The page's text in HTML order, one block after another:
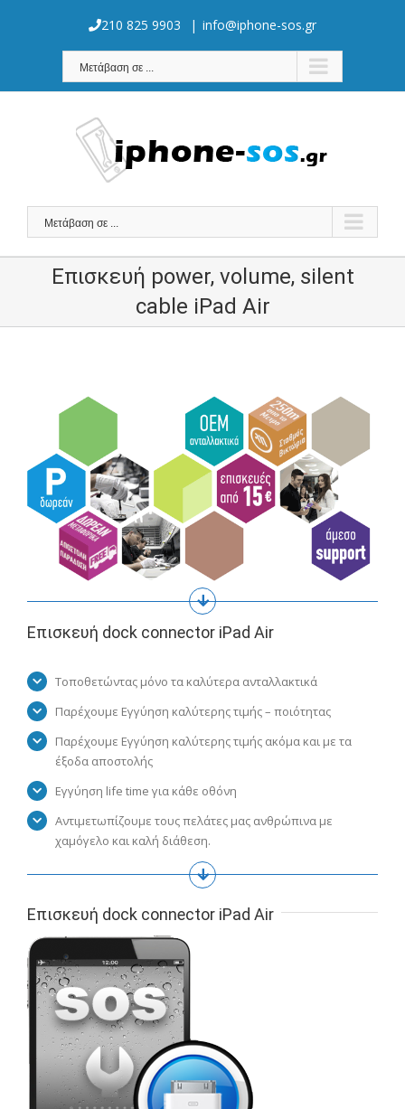
210 825 9903 | info@iphone-sos.gr
Μετάβαση σε ...
Μετάβαση σε ...
Επισκευή power, volume, silent
cable iPad Air
Επισκευή dock connector iPad Air
Τοποθετώντας μόνο τα καλύτερα ανταλλακτικά
Παρέχουμε Εγγύηση καλύτερης τιμής – ποιότητας
Παρέχουμε Εγγύηση καλύτερης τιμής ακόμα και με τα
έξοδα αποστολής
Εγγύηση life time για κάθε οθόνη
Αντιμετωπίζουμε τους πελάτες μας ανθρώπινα με
χαμόγελο και καλή διάθεση.
Επισκευή dock connector iPad Air